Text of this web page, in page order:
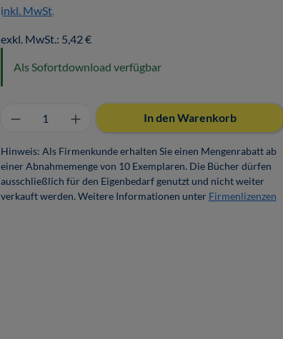
inkl. MwSt.
exkl. MwSt.: 5,42 €
Als Sofortdownload verfügbar
Produkt Anzahl: Gib denIn den Warenkorb
Hinweis: Als Firmenkunde erhalten Sie einen Mengenrabatt ab
einer Abnahmemenge von 10 Exemplaren. Die Bücher dürfen
ausschließlich für den Eigenbedarf genutzt und nicht weiter
verkauft werden. Weitere Informationen unter Firmenlizenzen